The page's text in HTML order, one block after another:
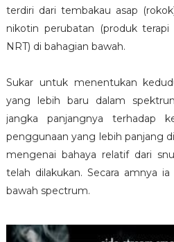
terdiri dari tembakau asap
nikotin perubatan (produk
NRT) di bahagian bawah.
Sukar untuk menentukan
yang lebih baru dalam
jangka panjangnya terhadap
penggunaan yang lebih panjang
mengenai bahaya relatif dari
telah dilakukan. Secara amnya
bawah spectrum.